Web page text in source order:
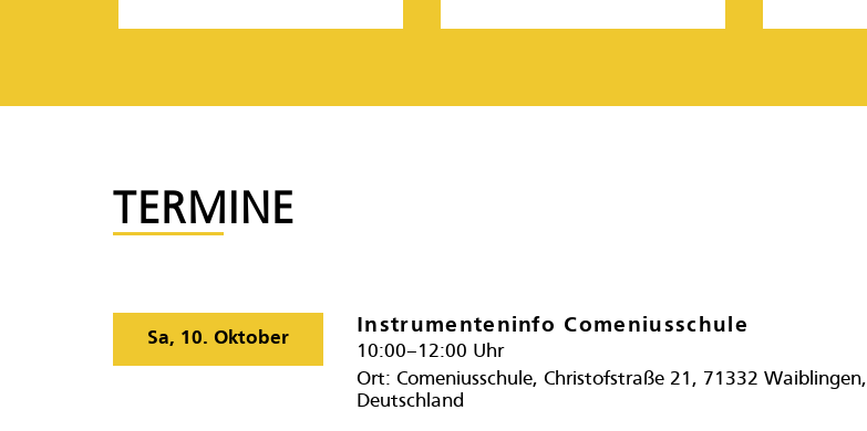
TERMINE
Sa, 10. Oktober
Instrumenteninfo Comeniusschule
10:00–12:00 Uhr
Ort: Comeniusschule, Christofstraße 21, 71332 Waiblingen,
Deutschland